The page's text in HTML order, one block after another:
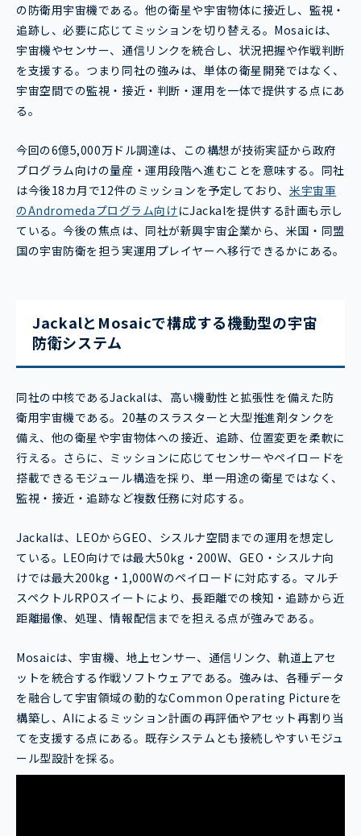
の防衛用宇宙機である。他の衛星や宇宙物体に接近し、監視・
追跡し、必要に応じてミッションを切り替える。Mosaicは、
宇宙機やセンサー、通信リンクを統合し、状況把握や作戦判断
を支援する。つまり同社の強みは、単体の衛星開発ではなく、
宇宙空間での監視・接近・判断・運用を一体で提供する点にあ
る。
今回の6億5,000万ドル調達は、この構想が技術実証から政府
プログラム向けの量産・運用段階へ進むことを意味する。同社
は今後18カ月で12件のミッションを予定しており、 米宇宙軍
のAndromedaプログラム向けにJackalを提供する計画も示し
ている。今後の焦点は、同社が新興宇宙企業から、米国・同盟
国の宇宙防衛を担う実運用プレイヤーへ移行できるかにある。
JackalとMosaicで構成する機動型の宇宙
防衛システム
同社の中核であるJackalは、高い機動性と拡張性を備えた防
衛用宇宙機である。20基のスラスターと大型推進剤タンクを
備え、他の衛星や宇宙物体への接近、追跡、位置変更を柔軟に
行える。さらに、ミッションに応じてセンサーやペイロードを
搭載できるモジュール構造を採り、単一用途の衛星ではなく、
監視・接近・追跡など複数任務に対応する。
Jackalは、LEOからGEO、シスルナ空間までの運用を想定し
ている。LEO向けでは最大50kg・200W、GEO・シスルナ向
けでは最大200kg・1,000Wのペイロードに対応する。マルチ
スペクトルRPOスイートにより、長距離での検知・追跡から近
距離撮像、処理、情報配信までを担える点が強みである。
Mosaicは、宇宙機、地上センサー、通信リンク、軌道上アセ
ットを統合する作戦ソフトウェアである。強みは、各種データ
を融合して宇宙領域の動的なCommon Operating Pictureを
構築し、AIによるミッション計画の再評価やアセット再割り当
てを支援する点にある。既存システムとも接続しやすいモジュ
ール型設計を採る。